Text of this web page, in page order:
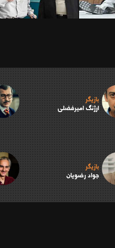
بازیگر
ارژنگ امیرفضلی
بازیگر
جواد رضویان